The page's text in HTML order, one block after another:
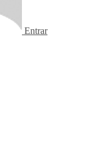
Entrar